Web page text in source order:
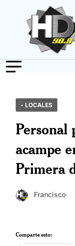
- LOCALES
Personal
acampe
Primera
Francisco
Comparte esto: